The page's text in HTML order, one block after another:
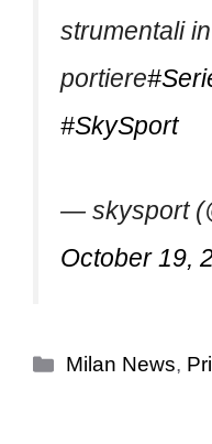
strumentali
portiere
#SkySport
— skysport
October 19,
Categorie
Milan News,